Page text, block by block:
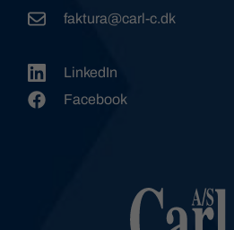
faktura@carl-c.dk
LinkedIn
Facebook